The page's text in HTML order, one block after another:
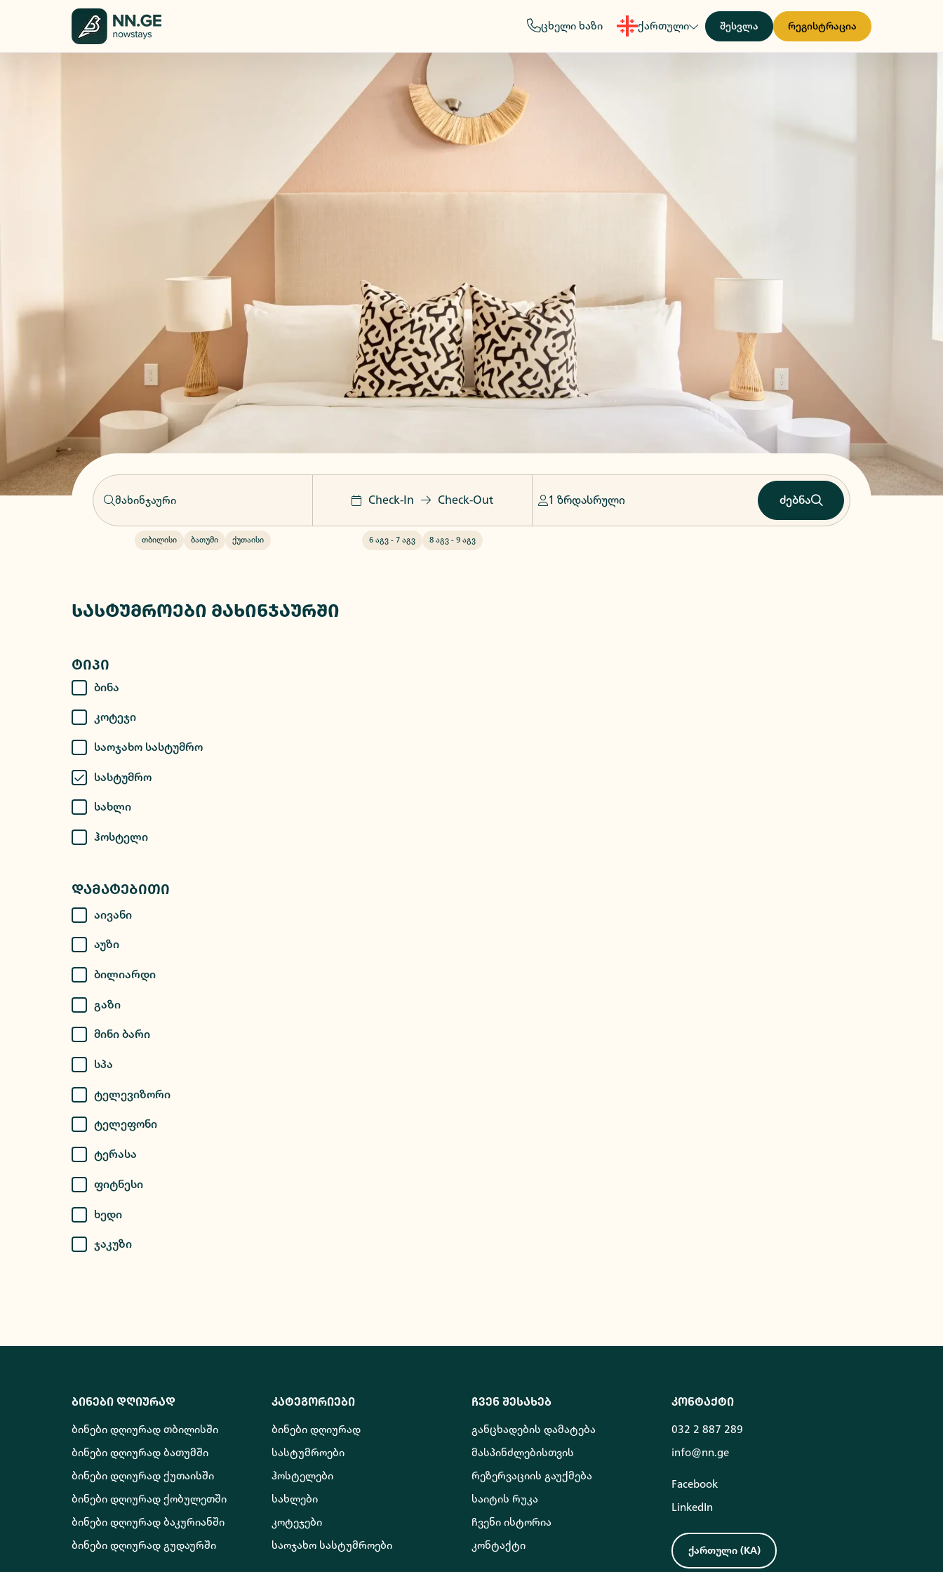
ცხელი ხაზი ქართული შესვლა რეგისტრაცია
თბილისი ბათუმი ქუთაისი
Check-In Check-Out
6 აგვ - 7 აგვ 8 აგვ - 9 აგვ
1 ზრდასრული ძებნა
სასტუმროები მახინჯაურში
Ტიპი
Ბინა
Კოტეჯი
Საოჯახო Სასტუმრო
Სასტუმრო
Სახლი
Ჰოსტელი
Დამატებითი
Აივანი
Აუზი
Ბილიარდი
Გაზი
Მინი Ბარი
Სპა
Ტელევიზორი
Ტელეფონი
Ტერასა
Ფიტნესი
Ხედი
Ჯაკუზი
ბინები დღიურად
ბინები დღიურად თბილისში
ბინები დღიურად ბათუმში
ბინები დღიურად ქუთაისში
ბინები დღიურად ქობულეთში
ბინები დღიურად ბაკურიანში
ბინები დღიურად გუდაურში
კატეგორიები
ბინები დღიურად
სასტუმროები
ჰოსტელები
სახლები
კოტეჯები
საოჯახო სასტუმროები
ჩვენ შესახებ
განცხადების დამატება
მასპინძლებისთვის
რეზერვაციის გაუქმება
საიტის რუკა
ჩვენი ისტორია
კონტაქტი
კონტაქტი
032 2 887 289
info@nn.ge
Facebook
LinkedIn
ქართული (KA)